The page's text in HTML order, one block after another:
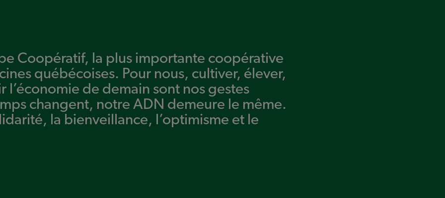
Coopératif, la plus importante coopérative
québécoises. Pour nous, cultiver, élever,
de demain sont nos gestes
changent, notre ADN demeure le même.
la bienveillance, l’optimisme et le